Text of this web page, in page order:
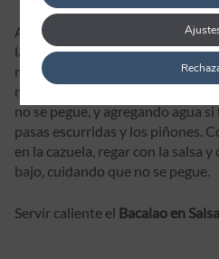
Añadir a la cazuela el vino
las patatas. Salpimentar al gusto.
minutos (hasta que las patatas
moviendo la cazuela de vez en
no se pegue, y agregando agua
pasas escurridas y los piñones.
en la cazuela, regar con la salsa
bajo, cuidando que no se pegue.
Servir caliente el Bacalao en